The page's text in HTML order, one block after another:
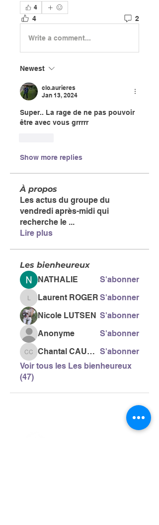
4
4 2
Write a comment...
Newest
clo.aurieres
Jan 13, 2024
Super.. La rage de ne pas pouvoir
être avec vous grrrrr
Show more replies
À propos
Les actus du groupe du
vendredi après-midi qui
recherche le ...
Lire plus
Les bienheureux
NATHALIE
S'abonner
Laurent ROGER
Laurent ROGER S'abonner
Nicole LUTSEN S'abonner
Anonyme
S'abonner
Chantal CAUSSE Chantal CAUSSE S'abonner
Voir tous les Les bienheureux
(47)